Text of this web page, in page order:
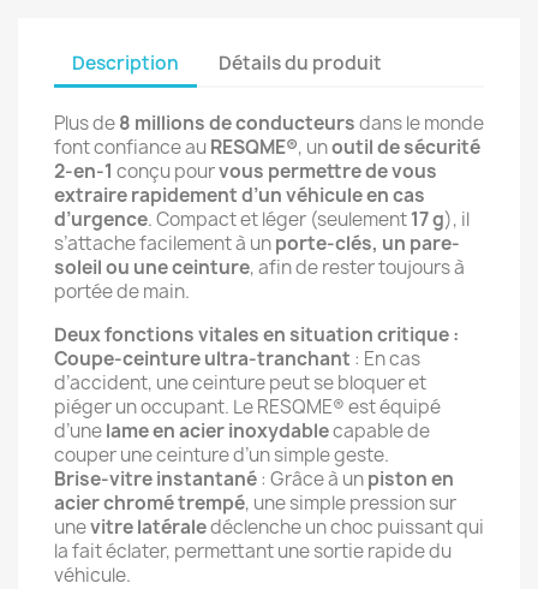
Description Détails du produit
Plus de8 millions de conducteursdans le monde
font confiance auRESQME®, unoutil de sécurité
2-en-1 conçu pourvous permettre de vous
extraire rapidement d’un véhicule en cas
d’urgence. Compact et léger (seulement17 g), il
s’attache facilement à unporte-clés, un pare-
soleil ou une ceinture, afin de rester toujours à
portée de main.
Deux fonctions vitales en situation critique :
Coupe-ceinture ultra-tranchant : En cas
d’accident, une ceinture peut se bloquer et
piéger un occupant. Le RESQME® est équipé
d’unelame en acier inoxydablecapable de
couper une ceinture d’un simple geste.
Brise-vitre instantané: Grâce à unpiston en
acier chromé trempé, une simple pression sur
unevitre latéraledéclenche un choc puissant qui
la fait éclater, permettant une sortie rapide du
véhicule.